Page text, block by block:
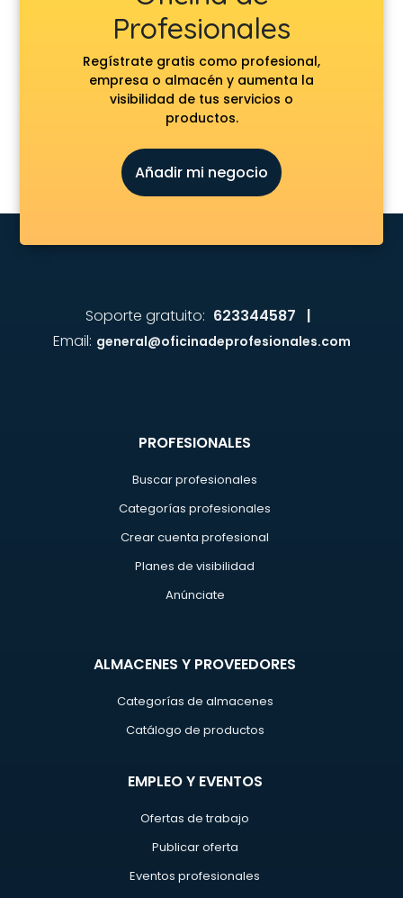
Profesionales
Regístrate gratis como profesional,
empresa o almacén y aumenta la
visibilidad de tus servicios o
productos.
Añadir mi negocio
Soporte gratuito: 623344587 |
Email: general@oficinadeprofesionales.com
PROFESIONALES
Buscar profesionales
Categorías profesionales
Crear cuenta profesional
Planes de visibilidad
Anúnciate
ALMACENES Y PROVEEDORES
Categorías de almacenes
Catálogo de productos
EMPLEO Y EVENTOS
Ofertas de trabajo
Publicar oferta
Eventos profesionales